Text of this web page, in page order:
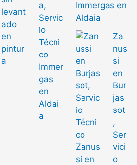
Immergas en
Aldaia
Za
nus
si
en
Bur
jas
sot
,
Ser
vici
o